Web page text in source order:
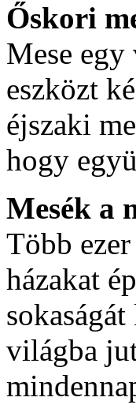
Őskori
Mese
eszközt
éjszaki
hogy
Mesék a
Több
házakat
világba